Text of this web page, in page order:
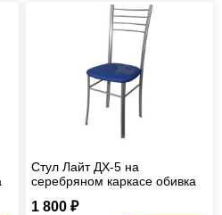
Стул Лайт ДХ-5 на
серебряном каркасе обивка
1 800 ₽